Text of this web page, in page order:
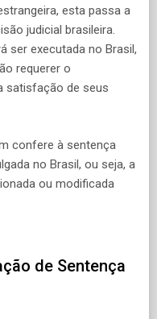
esta passa a
judicial brasileira.
ser executada no Brasil,
requerer o
satisfação de seus
confere à sentença
no Brasil, ou seja, a
ou modificada
de Sentença